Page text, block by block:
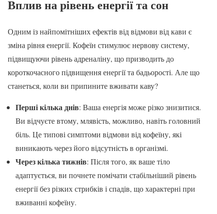
Вплив на рівень енергії та сон
Одним із найпомітніших ефектів від відмови від кави є
зміна рівня енергії. Кофеїн стимулює нервову систему,
підвищуючи рівень адреналіну, що призводить до
короткочасного підвищення енергії та бадьорості. Але що
станеться, коли ви припините вживати каву?
Перші кілька днів: Ваша енергія може різко знизитися.
Ви відчуєте втому, млявість, можливо, навіть головний
біль. Це типові симптоми відмови від кофеїну, які
виникають через його відсутність в організмі.
Через кілька тижнів: Після того, як ваше тіло
адаптується, ви почнете помічати стабільніший рівень
енергії без різких стрибків і спадів, що характерні при
вживанні кофеїну.